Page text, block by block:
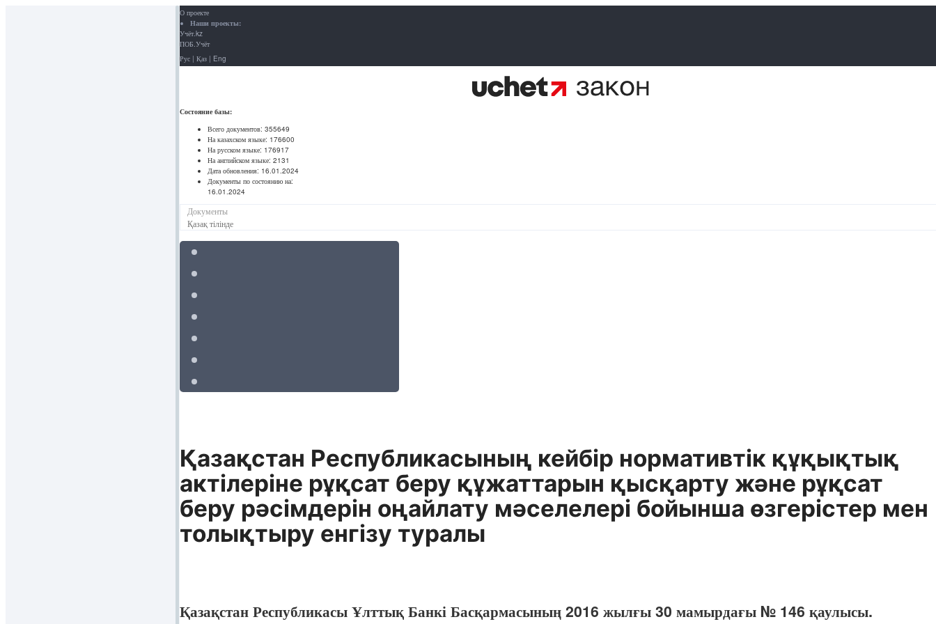
О проекте
Наши проекты:
Учёт.kz
ПОБ.Учёт
Рус | Қаз | Eng
Состояние базы:
Всего документов: 355649
На казахском языке: 176600
На русском языке: 176917
На английском языке: 2131
Дата обновления: 16.01.2024
Документы по состоянию на:
16.01.2024
Документы
Қазақ тілінде
Қазақстан Республикасының кейбір нормативтік құқықтық
актілеріне рұқсат беру құжаттарын қысқарту және рұқсат
беру рәсімдерін оңайлату мәселелері бойынша өзгерістер мен
толықтыру енгізу туралы
Қазақстан Республикасы Ұлттық Банкі Басқармасының 2016 жылғы 30 мамырдағы № 146 қаулысы.